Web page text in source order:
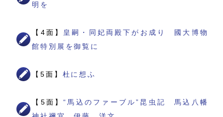
明を
【4面】 皇嗣・同妃両殿下がお成り 國大博物
館特別展を御覧に
【5面】 杜に想ふ
【5面】“馬込のファーブル”昆虫記 馬込八幡